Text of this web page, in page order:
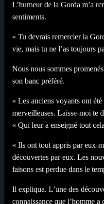
L’humeur de la Gorda m’a
sentiments.
« Tu devrais remercier la
vie, mais tu ne l’as toujours
Nous nous sommes
son banc préféré.
« Les anciens voyants ont
merveilleuses. Laisse-moi te
« Qui leur a enseigné tout
« Ils ont tout appris par eux-
découvertes par eux. Les
faisons est perdue dans le
Il expliqua. L’une des
connaissance que l’homme